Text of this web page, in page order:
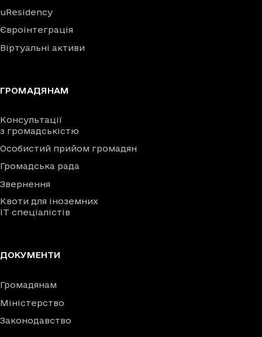
uResidency
Євроінтеграція
Віртуальні активи
ГРОМАДЯНАМ
Консультації
з громадськістю
Особистий прийом громадян
Громадська рада
Звернення
Квоти для іноземних
IT спеціалістів
ДОКУМЕНТИ
Громадянам
Міністерство
Законодавство